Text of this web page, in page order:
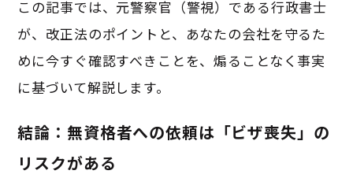
この記事では、元警察官（警視）である行政書士
が、改正法のポイントと、あなたの会社を守るた
めに今すぐ確認すべきことを、煽ることなく事実
に基づいて解説します。
結論：無資格者への依頼は「ビザ喪失」の
リスクがある